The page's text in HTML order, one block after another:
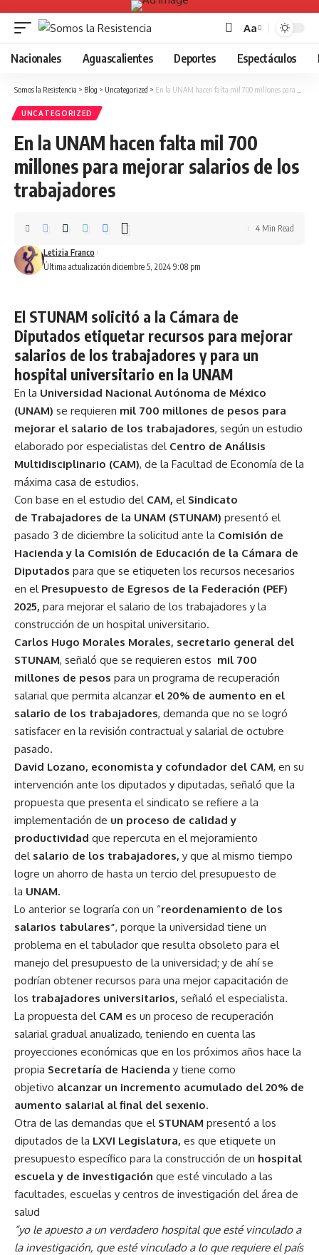
Font
Resizer
Aa
Nacionales Aguascalientes Deportes Espectáculos
Somos la Resistencia > Blog > Uncategorized > En la UNAM hacen falta mil 700 millones para mejorar salarios de los trabajadores
UNCATEGORIZED
En la UNAM hacen falta mil 700
millones para mejorar salarios de los
trabajadores
Última actualización diciembre 5, 2024 9:08 pm
Letizia Franco
4 Min Read
El STUNAM solicitó a la Cámara de
Diputados etiquetar recursos para mejorar
salarios de los trabajadores y para un
hospital universitario en la UNAM
En la Universidad Nacional Autónoma de México
(UNAM) se requieren mil 700 millones de pesos para
mejorar el salario de los trabajadores, según un estudio
elaborado por especialistas del Centro de Análisis
Multidisciplinario (CAM), de la Facultad de Economía de la
máxima casa de estudios.
Con base en el estudio del CAM, el Sindicato
de Trabajadores de la UNAM (STUNAM) presentó el
pasado 3 de diciembre la solicitud ante la Comisión de
Hacienda y la Comisión de Educación de la Cámara de
Diputados para que se etiqueten los recursos necesarios
en el Presupuesto de Egresos de la Federación (PEF)
2025, para mejorar el salario de los trabajadores y la
construcción de un hospital universitario.
Carlos Hugo Morales Morales, secretario general del
STUNAM, señaló que se requieren estos mil 700
millones de pesos para un programa de recuperación
salarial que permita alcanzar el 20% de aumento en el
salario de los trabajadores, demanda que no se logró
satisfacer en la revisión contractual y salarial de octubre
pasado.
David Lozano, economista y cofundador del CAM, en su
intervención ante los diputados y diputadas, señaló que la
propuesta que presenta el sindicato se refiere a la
implementación de un proceso de calidad y
productividad que repercuta en el mejoramiento
del salario de los trabajadores, y que al mismo tiempo
logre un ahorro de hasta un tercio del presupuesto de
la UNAM.
Lo anterior se lograría con un “reordenamiento de los
salarios tabulares”, porque la universidad tiene un
problema en el tabulador que resulta obsoleto para el
manejo del presupuesto de la universidad; y de ahí se
podrían obtener recursos para una mejor capacitación de
los trabajadores universitarios, señaló el especialista.
La propuesta del CAM es un proceso de recuperación
salarial gradual anualizado, teniendo en cuenta las
proyecciones económicas que en los próximos años hace la
propia Secretaría de Hacienda y tiene como
objetivo alcanzar un incremento acumulado del 20% de
aumento salarial al final del sexenio.
Otra de las demandas que el STUNAM presentó a los
diputados de la LXVI Legislatura, es que etiquete un
presupuesto específico para la construcción de un hospital
escuela y de investigación que esté vinculado a las
facultades, escuelas y centros de investigación del área de
salud
“yo le apuesto a un verdadero hospital que esté vinculado a
la investigación, que esté vinculado a lo que requiere el país